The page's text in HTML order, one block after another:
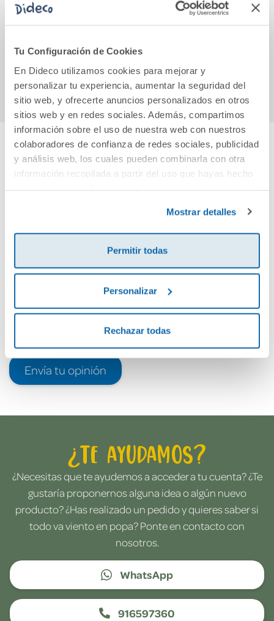
Tu Configuración de Cookies
En Dideco utilizamos cookies para mejorar y
personalizar tu experiencia, aumentar la seguridad del
sitio web, y ofrecerte anuncios personalizados en otros
sitios web y en redes sociales. Además, compartimos
información sobre el uso de nuestra web con nuestros
colaboradores de confianza de redes sociales, publicidad
y análisis web, los cuales pueden combinarla con otra
información recopilada a partir del uso que hayas hecho
Mostrar detalles
Permitir todas
Personalizar
Rechazar todas
revolución de la
glucosa
42,80€
Comprar
Comprar
Cuéntanos tu opinión
Envía tu opinión
¿Te ayudamos?
¿Necesitas que te ayudemos a acceder a tu cuenta? ¿Te
gustaría proponernos alguna idea o algún nuevo
producto? ¿Has realizado un pedido y quieres saber si
todo va viento en popa? Ponte en contacto con
nosotros.
WhatsApp
916597360